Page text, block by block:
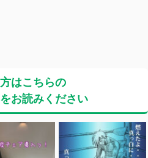
はこちらの
お読みください